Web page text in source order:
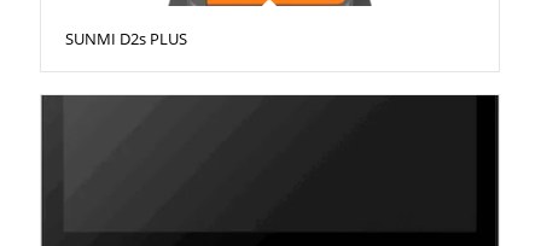
SUNMI D2s PLUS